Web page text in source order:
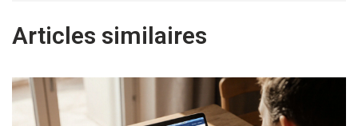
Articles similaires